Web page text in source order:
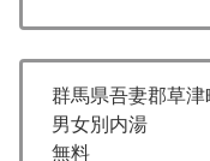
群馬県吾妻郡草津
男女別内湯
無料